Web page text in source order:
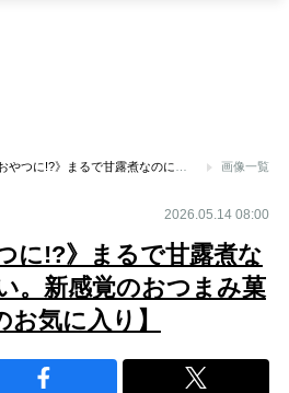
画像一覧
2026.05.14 08:00
に!?》まるで甘露煮な
。新感覚のおつまみ菓
気に入り】